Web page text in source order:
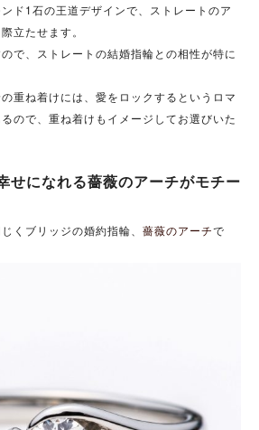
ド1石の王道デザインで、ストレートのア
立たせます。
で、ストレートの結婚指輪との相性が特に
重ね着けには、愛をロックするというロマ
ので、重ね着けもイメージしてお選びいた
せになれる薔薇のアーチがモチー
くブリッジの婚約指輪、 薔薇のアーチで